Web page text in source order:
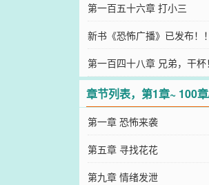
第一百五十六章 打小三
新书《恐怖广播》已发布！
第一百四十八章 兄弟，干杯！
章节列表，第1章~ 100
第一章 恐怖来袭
第五章 寻找花花
第九章 情绪发泄